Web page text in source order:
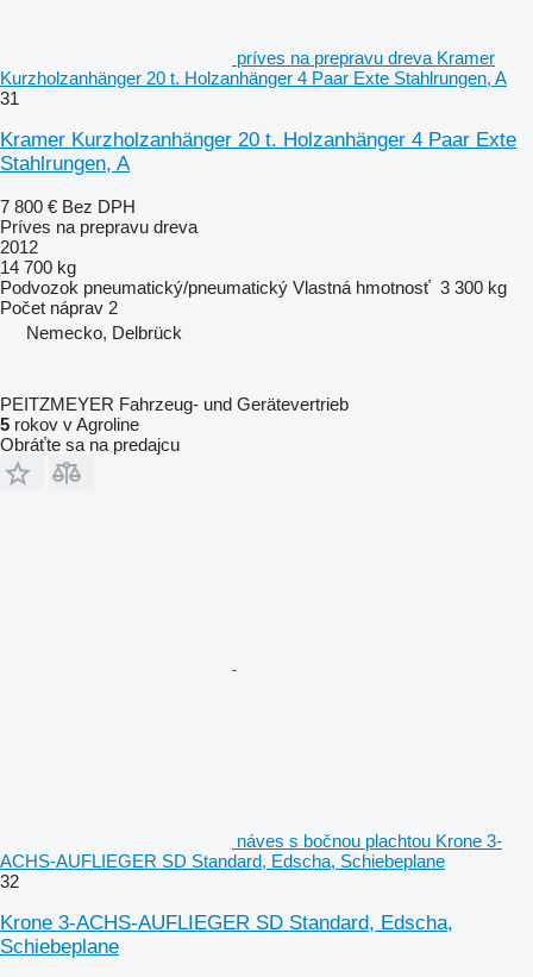
príves na prepravu dreva Kramer
Kurzholzanhänger 20 t. Holzanhänger 4 Paar Exte Stahlrungen, A
31
Kramer Kurzholzanhänger 20 t. Holzanhänger 4 Paar Exte
Stahlrungen, A
7 800 € Bez DPH
Príves na prepravu dreva
2012
14 700 kg
Podvozok pneumatický/pneumatický Vlastná hmotnosť 3 300 kg
Počet náprav 2
Nemecko, Delbrück
PEITZMEYER Fahrzeug- und Gerätevertrieb
5 rokov v Agroline
Obráťte sa na predajcu
náves s bočnou plachtou Krone 3-
ACHS-AUFLIEGER SD Standard, Edscha, Schiebeplane
32
Krone 3-ACHS-AUFLIEGER SD Standard, Edscha,
Schiebeplane